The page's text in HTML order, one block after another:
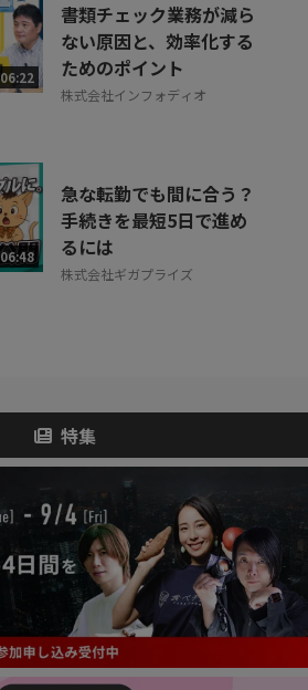
06:22
書類チェック業務が減ら
ない原因と、効率化する
ためのポイント
株式会社インフォディオ
06:48
急な転勤でも間に合う？
手続きを最短5日で進め
るには
株式会社ギガプライズ
特集